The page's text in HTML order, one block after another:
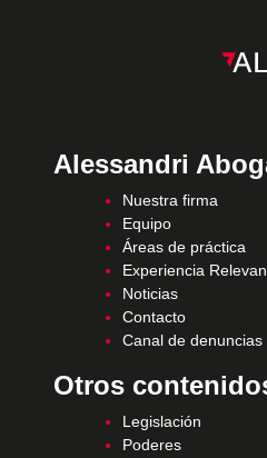
Alessandri
Nuestra firma
Equipo
Áreas de práctica
Experiencia
Noticias
Contacto
Canal de denuncias
Otros
Legislación
Poderes